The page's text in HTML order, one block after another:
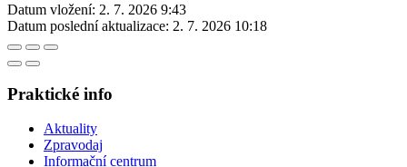
Datum vložení: 2. 7. 2026 9:43
Datum poslední aktualizace: 2. 7. 2026 10:18
Praktické info
Aktuality
Zpravodaj
Informační centrum